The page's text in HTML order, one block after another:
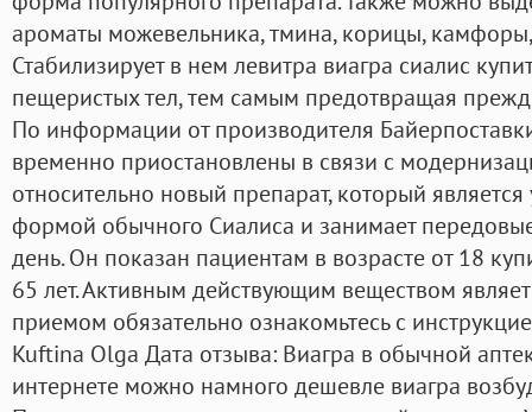
ароматы можевельника, тмина, корицы, камфоры,
Стабилизирует в нем левитра виагра сиалис
пещеристых тел, тем самым предотвращая
По информации от производителя
временно приостановлены в связи с
относительно новый препарат, который
формой обычного Сиалиса и занимает
день. Он показан пациентам в возрасте от 18
65 лет. Активным действующим веществом
приемом обязательно ознакомьтесь с
Kuftina Olga Дата отзыва: Виагра в обычной
интернете можно намного дешевле виагра